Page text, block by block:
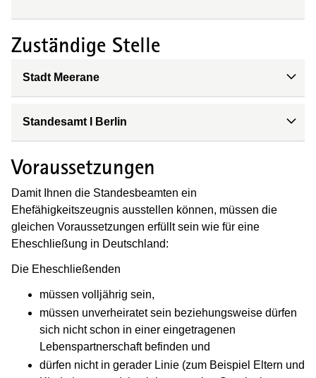
Zuständige Stelle
Stadt Meerane
Standesamt I Berlin
Voraussetzungen
Damit Ihnen die Standesbeamten ein
Ehefähigkeitszeugnis ausstellen können, müssen die
gleichen Voraussetzungen erfüllt sein wie für eine
Eheschließung in Deutschland:
Die Eheschließenden
müssen volljährig sein,
müssen unverheiratet sein beziehungsweise dürfen
sich nicht schon in einer eingetragenen
Lebenspartnerschaft befinden und
dürfen nicht in gerader Linie (zum Beispiel Eltern und